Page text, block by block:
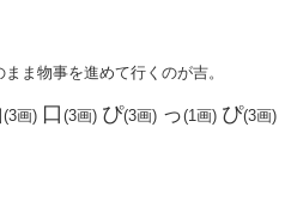
ま物事を進めて行くのが吉。
(3画) 口 (3画) ぴ(3画) っ(1画) ぴ(3画)